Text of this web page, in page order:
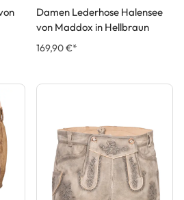
Damen Lederhose Halensee
von Maddox in Hellbraun
169,90 €*